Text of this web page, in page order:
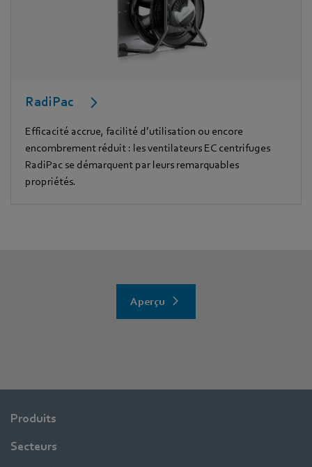
RadiPac
Efficacité accrue, facilité d’utilisation ou encore
encombrement réduit : les ventilateurs EC centrifuges
RadiPac se démarquent par leurs remarquables
propriétés.
Aperçu
Produits
Secteurs